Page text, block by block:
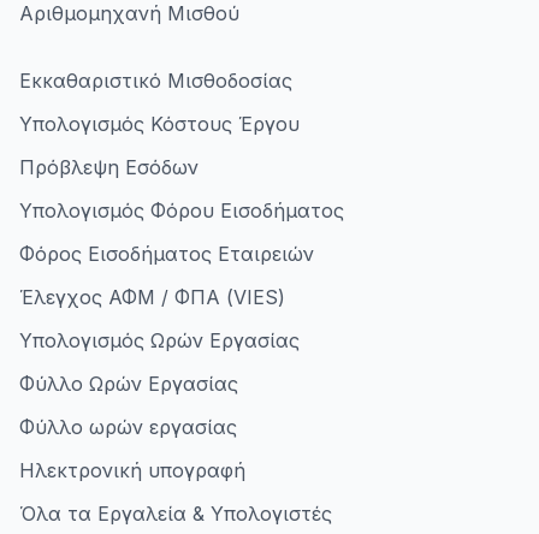
Αριθμομηχανή Μισθού
Εκκαθαριστικό Μισθοδοσίας
Υπολογισμός Κόστους Έργου
Πρόβλεψη Εσόδων
Υπολογισμός Φόρου Εισοδήματος
Φόρος Εισοδήματος Εταιρειών
Έλεγχος ΑΦΜ / ΦΠΑ (VIES)
Υπολογισμός Ωρών Εργασίας
Φύλλο Ωρών Εργασίας
Φύλλο ωρών εργασίας
Ηλεκτρονική υπογραφή
Όλα τα Εργαλεία & Υπολογιστές